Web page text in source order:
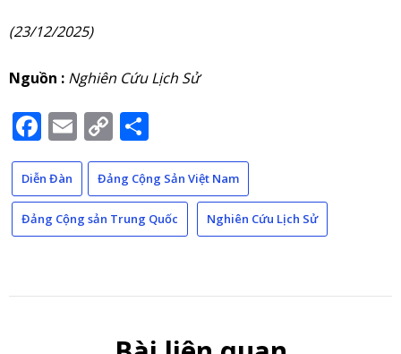
(23/12/2025)
Nguồn : Nghiên Cứu Lịch Sử
Facebook
Email
Copy
Link
Diễn Đàn Đảng Cộng Sản Việt Nam
Đảng Cộng sản Trung Quốc Nghiên Cứu Lịch Sử